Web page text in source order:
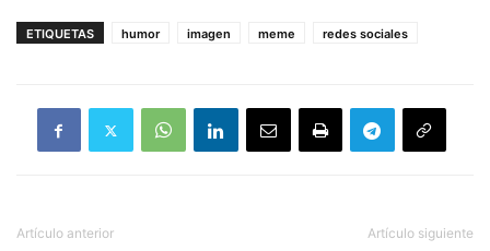
ETIQUETAS humor imagen meme redes sociales
Artículo anterior Artículo siguiente